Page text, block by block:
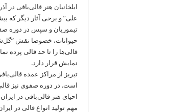
ایلخانیان هنر قالی‌بافی
علی” و برخی آثار دیگر که
تیموریان و سپس در دوره
حیوانات، خصوصا نقش
قالی‌ها را تا حد قالی پرده
نمایش قرار دارد.
تبریز از مراکز عمده
است. در دوره صفوی نیز
احیای هنر قالی‌بافی در
مهم تولید انواع قالی در